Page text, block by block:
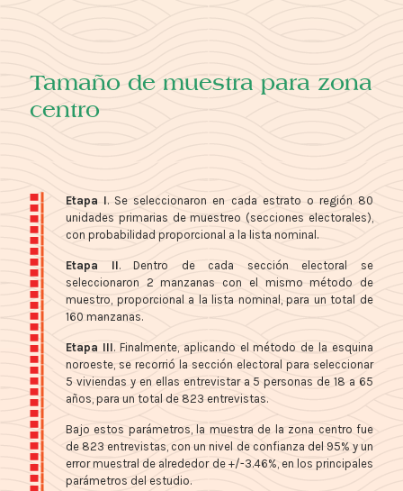
Tamaño de muestra para zona
centro
Etapa I. Se seleccionaron en cada estrato o región 80
unidades primarias de muestreo (secciones electorales),
con probabilidad proporcional a la lista nominal.
Etapa II. Dentro de cada sección electoral se
seleccionaron 2 manzanas con el mismo método de
muestro, proporcional a la lista nominal, para un total de
160 manzanas.
Etapa III. Finalmente, aplicando el método de la esquina
noroeste, se recorrió la sección electoral para seleccionar
5 viviendas y en ellas entrevistar a 5 personas de 18 a 65
años, para un total de 823 entrevistas.
Bajo estos parámetros, la muestra de la zona centro fue
de 823 entrevistas, con un nivel de confianza del 95% y un
error muestral de alrededor de +/-3.46%, en los principales
parámetros del estudio.